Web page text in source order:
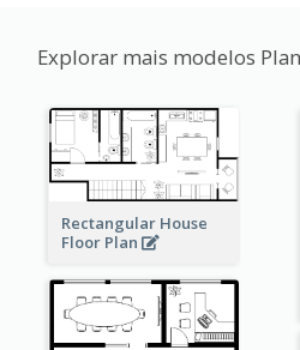
Explorar mais modelos
Rectangular House
Floor Plan